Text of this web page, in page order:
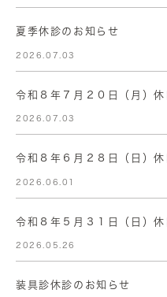
夏季休診のお知らせ
2026.07.03
令和８年７月２０日（月）休
2026.07.03
令和８年６月２８日（日）休
2026.06.01
令和８年５月３１日（日）休
2026.05.26
装具診休診のお知らせ